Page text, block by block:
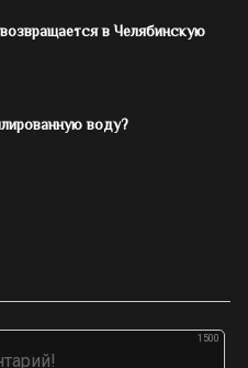
в Челябинскую
воду?
1500